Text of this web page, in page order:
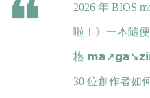
2026 年 BIOS
啦！》一本隨
格
30 位創作者如